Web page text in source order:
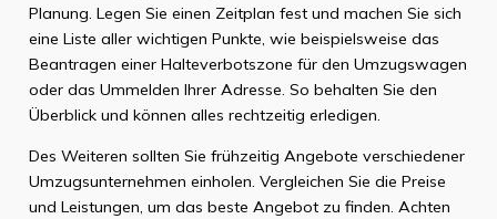
Planung. Legen Sie einen Zeitplan fest und machen Sie sich
eine Liste aller wichtigen Punkte, wie beispielsweise das
Beantragen einer Halteverbotszone für den Umzugswagen
oder das Ummelden Ihrer Adresse. So behalten Sie den
Überblick und können alles rechtzeitig erledigen.
Des Weiteren sollten Sie frühzeitig Angebote verschiedener
Umzugsunternehmen einholen. Vergleichen Sie die Preise
und Leistungen, um das beste Angebot zu finden. Achten